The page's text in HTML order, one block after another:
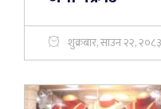
शुक्रबार, साउन २२, २०८३